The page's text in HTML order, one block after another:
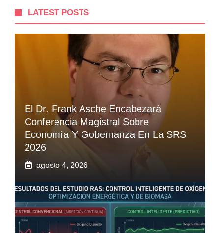
LATEST POSTS
El Dr. Frank Asche Encabezará
Conferencia Magistral Sobre
Economía Y Gobernanza En La SRS
2026
agosto 4, 2026